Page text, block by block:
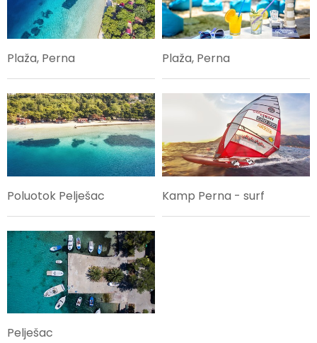
Plaža, Perna Plaža, Perna
Poluotok Pelješac Kamp Perna - surf
Pelješac